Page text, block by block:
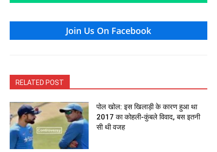
Join Us On Facebook
RELATED POST
पोल खोल: इस खिलाड़ी के कारण हुआ था
2017 का कोहली-कुंबले विवाद, बस इतनी
सी थी वजह